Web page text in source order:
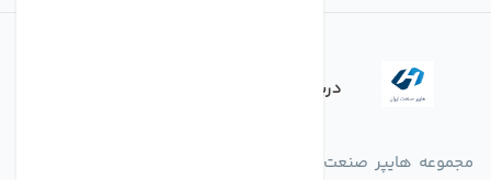
درباره فروشگاه
مجموعه هایپر صنعت ایران در امر تولید و واردات انواع فن های